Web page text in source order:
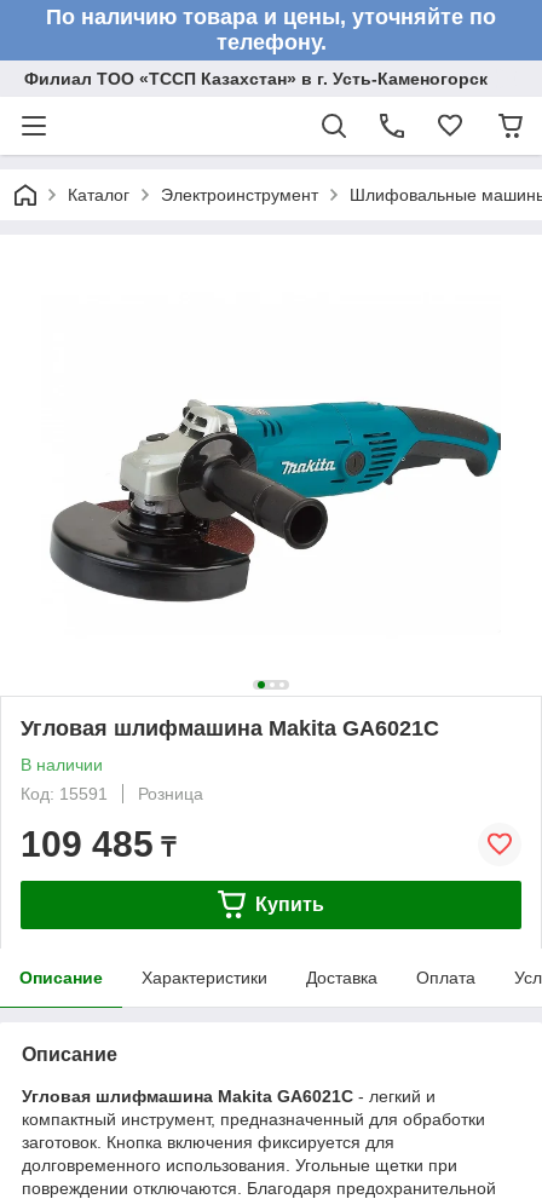
По наличию товара и цены, уточняйте по
телефону.
Филиал ТОО «ТССП Казахстан» в г. Усть-Каменогорск
Каталог Электроинструмент Шлифовальные
Угловая шлифмашина Makita GA6021C
В наличии
Код: 15591
Розница
109 485 ₸
Купить
Описание Характеристики Доставка Оплата
Описание
Угловая шлифмашина Makita GA6021C - легкий и
компактный инструмент, предназначенный для обработки
заготовок. Кнопка включения фиксируется для
долговременного использования. Угольные щетки при
повреждении отключаются. Благодаря предохранительной